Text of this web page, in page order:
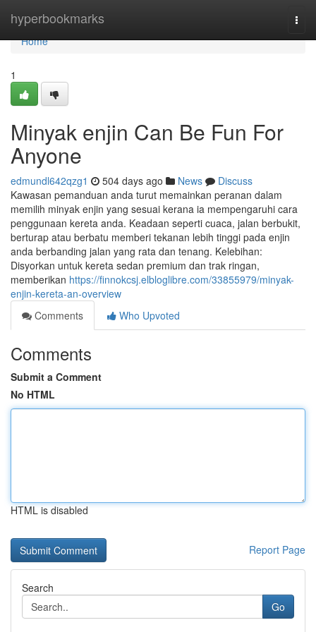
hyperbookmarks
Home
Home
1
Minyak enjin Can Be Fun For
Anyone
edmundl642qzg1 504 days ago News
Discuss
Kawasan pemanduan anda turut memainkan peranan dalam
memilih minyak enjin yang sesuai kerana ia mempengaruhi cara
penggunaan kereta anda. Keadaan seperti cuaca, jalan berbukit,
berturap atau berbatu memberi tekanan lebih tinggi pada enjin
anda berbanding jalan yang rata dan tenang. Kelebihan:
Disyorkan untuk kereta sedan premium dan trak ringan,
memberikan https://finnokcsj.elbloglibre.com/33855979/minyak-
enjin-kereta-an-overview
Comments
Who Upvoted
Comments
Submit a Comment
No HTML
HTML is disabled
Report Page
Search
Go